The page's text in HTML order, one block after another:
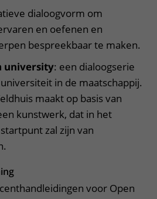
dialoogvorm om
en oefenen en
bespreekbaar te maken.
university: een dialoogserie
in de maatschappij.
maakt op basis van
kunstwerk, dat in het
zal zijn van
voor Open